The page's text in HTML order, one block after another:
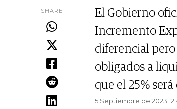
SHARE
El Gobierno
Incremento
diferencial
obligados a
que el 25%
5 Septiembre de 2023